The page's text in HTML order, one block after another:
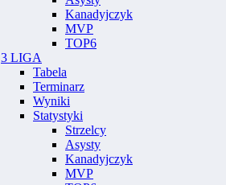
Kanadyjczyk
MVP
TOP6
3 LIGA
Tabela
Terminarz
Wyniki
Statystyki
Strzelcy
Asysty
Kanadyjczyk
MVP